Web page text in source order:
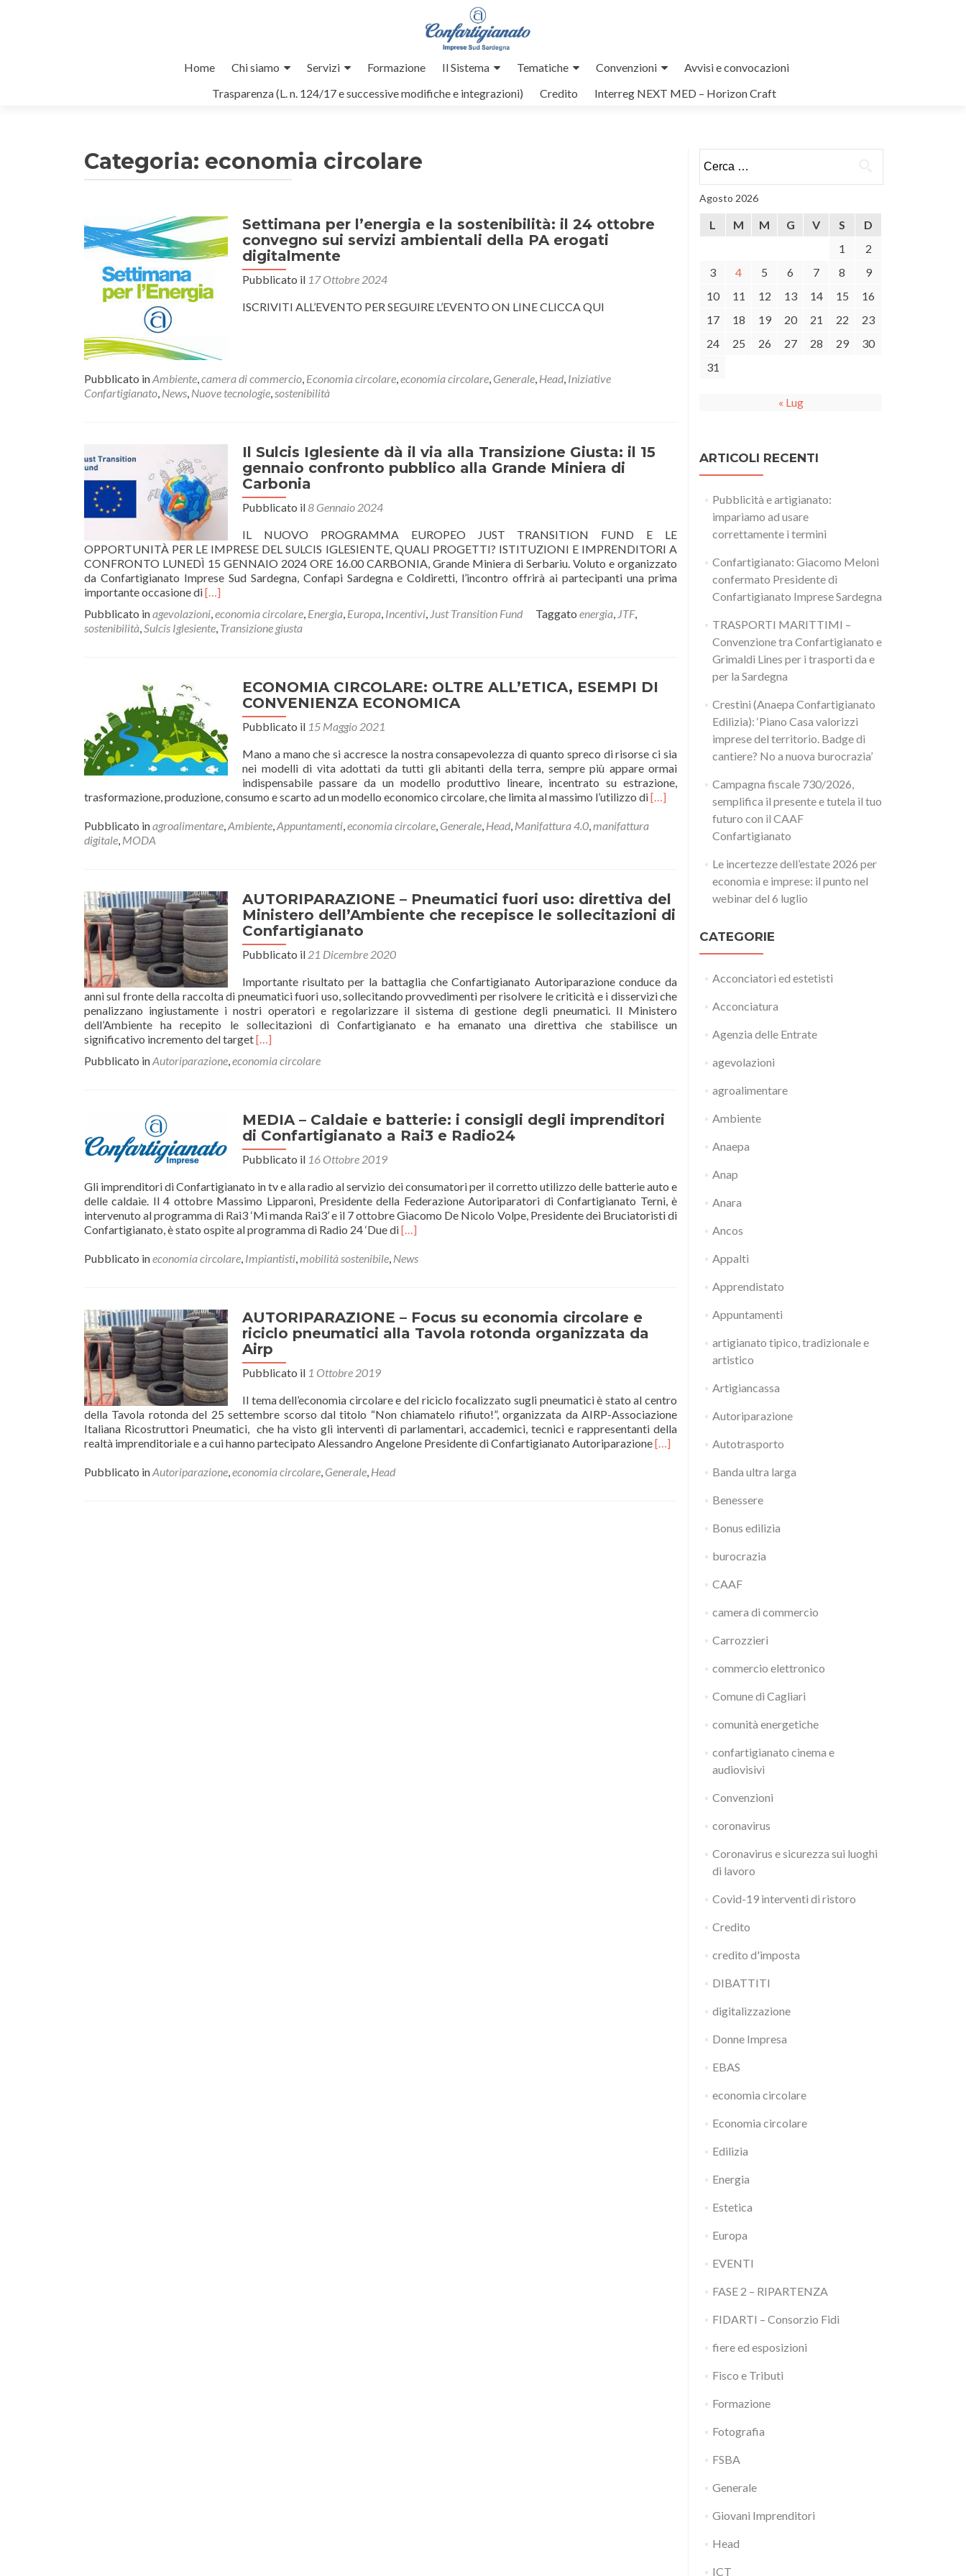
Home Chi siamo Servizi Formazione Il Sistema Tematiche Convenzioni
Avvisi e convocazioni
Trasparenza (L. n. 124/17 e successive modifiche e integrazioni)
Credito Interreg NEXT MED – Horizon Craft
Categoria: economia circolare
Settimana per l’energia e la sostenibilità: il 24 ottobre
convegno sui servizi ambientali della PA erogati
digitalmente
Pubblicato il 17 Ottobre 2024
ISCRIVITI ALL’EVENTO PER SEGUIRE L’EVENTO ON LINE CLICCA QUI
Pubblicato inAmbiente,camera di commercio, Economia circolare,economia circolare, Generale, Head, Iniziative
Confartigianato, News, Nuove tecnologie,sostenibilità
Il Sulcis Iglesiente dà il via alla Transizione Giusta: il 15
gennaio confronto pubblico alla Grande Miniera di
Carbonia
Pubblicato il8 Gennaio 2024
IL NUOVO PROGRAMMA EUROPEO JUST TRANSITION FUND E LE
OPPORTUNITÀ PER LE IMPRESE DEL SULCIS IGLESIENTE, QUALI PROGETTI? ISTITUZIONI E IMPRENDITORI A
CONFRONTO LUNEDÌ 15 GENNAIO 2024 ORE 16.00 CARBONIA, Grande Miniera di Serbariu. Voluto e organizzato
da Confartigianato Imprese Sud Sardegna, Confapi Sardegna e Coldiretti, l’incontro offrirà ai partecipanti una prima
importante occasione diLeggi
piùIl
Sulcis
alla
Transizione
Giusta:
il
15
gennaio
confronto
pubblico
alla
Grande
[…]
Pubblicato inagevolazioni,economia circolare, Energia, Europa, Incentivi, Just Transition Fund Taggato energia, JTF,
sostenibilità,Sulcis Iglesiente, Transizione giusta
ECONOMIA CIRCOLARE: OLTRE ALL’ETICA, ESEMPI DI
CONVENIENZA ECONOMICA
Pubblicato il 15 Maggio 2021
Mano a mano che si accresce la nostra consapevolezza di quanto spreco di risorse ci sia
nei modelli di vita adottati da tutti gli abitanti della terra, sempre più appare ormai
indispensabile passare da un modello produttivo lineare, incentrato su estrazione,
trasformazione, produzione, consumo e scarto ad un modello economico circolare, che limita al massimo l’utilizzo diLeggi
piùECONOMIA
CIRCOLARE:
DI
CONVENIENZA
[…]
Pubblicato inagroalimentare,Ambiente,Appuntamenti,economia circolare, Generale, Head, Manifattura 4.0,manifattura
digitale, MODA
AUTORIPARAZIONE – Pneumatici fuori uso: direttiva del
Ministero dell’Ambiente che recepisce le sollecitazioni di
Confartigianato
Pubblicato il 21 Dicembre 2020
Importante risultato per la battaglia che Confartigianato Autoriparazione conduce da
anni sul fronte della raccolta di pneumatici fuori uso, sollecitando provvedimenti per risolvere le criticità e i disservizi che
penalizzano ingiustamente i nostri operatori e regolarizzare il sistema di gestione degli pneumatici. Il Ministero
dell’Ambiente ha recepito le sollecitazioni di Confartigianato e ha emanato una direttiva che stabilisce un
significativo incremento del targetLeggi
piùAUTORIPARAZIONE
uso:
direttiva
del
Ministero
dell’Ambiente
che
recepisce
le
sollecitazioni
di
Confartigianato
[…]
Pubblicato inAutoriparazione,economia circolare
MEDIA – Caldaie e batterie: i consigli degli imprenditori
di Confartigianato a Rai3 e Radio24
Pubblicato il 16 Ottobre 2019
Gli imprenditori di Confartigianato in tv e alla radio al servizio dei consumatori per il corretto utilizzo delle batterie auto e
delle caldaie. Il 4 ottobre Massimo Lipparoni, Presidente della Federazione Autoriparatori di Confartigianato Terni, è
intervenuto al programma di Rai3 ‘Mi manda Rai3’ e il 7 ottobre Giacomo De Nicolo Volpe, Presidente dei Bruciatoristi di
Confartigianato, è stato ospite al programma di Radio 24 ‘Due diLeggi
piùMEDIA
batterie:
i
Confartigianato
a
Rai3
e
[…]
Pubblicato ineconomia circolare, Impiantisti,mobilità sostenibile, News
AUTORIPARAZIONE – Focus su economia circolare e
riciclo pneumatici alla Tavola rotonda organizzata da
Airp
Pubblicato il 1 Ottobre 2019
Il tema dell’economia circolare e del riciclo focalizzato sugli pneumatici è stato al centro
della Tavola rotonda del 25 settembre scorso dal titolo “Non chiamatelo rifiuto!”, organizzata da AIRP-Associazione
Italiana Ricostruttori Pneumatici, che ha visto gli interventi di parlamentari, accademici, tecnici e rappresentanti della
realtà imprenditoriale e a cui hanno partecipato Alessandro Angelone Presidente di Confartigianato AutoriparazioneLeggi
piùAUTORIPARAZIONE
organizzata
[…]
Pubblicato inAutoriparazione,economia circolare, Generale, Head
per:
Agosto 2026
L M M G V S
D
1
2
3
4 5 6 7 8
9
10
11 12 13 14 15
16
17
18 19 20 21 22
23
24
25 26 27 28 29
30
31
« Lug
ARTICOLI RECENTI
Pubblicità e artigianato:
impariamo ad usare
correttamente i termini
Confartigianato: Giacomo Meloni
confermato Presidente di
Confartigianato Imprese Sardegna
TRASPORTI MARITTIMI –
Convenzione tra Confartigianato e
Grimaldi Lines per i trasporti da e
per la Sardegna
Crestini (Anaepa Confartigianato
Edilizia): ‘Piano Casa valorizzi
imprese del territorio. Badge di
cantiere? No a nuova burocrazia’
Campagna fiscale 730/2026,
semplifica il presente e tutela il tuo
futuro con il CAAF
Confartigianato
Le incertezze dell’estate 2026 per
economia e imprese: il punto nel
webinar del 6 luglio
CATEGORIE
Acconciatori ed estetisti
Acconciatura
Agenzia delle Entrate
agevolazioni
agroalimentare
Ambiente
Anaepa
Anap
Anara
Ancos
Appalti
Apprendistato
Appuntamenti
artigianato tipico, tradizionale e
artistico
Artigiancassa
Autoriparazione
Autotrasporto
Banda ultra larga
Benessere
Bonus edilizia
burocrazia
CAAF
camera di commercio
Carrozzieri
commercio elettronico
Comune di Cagliari
comunità energetiche
confartigianato cinema e
audiovisivi
Convenzioni
coronavirus
Coronavirus e sicurezza sui luoghi
di lavoro
Covid-19 interventi di ristoro
Credito
credito d'imposta
DIBATTITI
digitalizzazione
Donne Impresa
EBAS
economia circolare
Economia circolare
Edilizia
Energia
Estetica
Europa
EVENTI
FASE 2 – RIPARTENZA
FIDARTI – Consorzio Fidi
fiere ed esposizioni
Fisco e Tributi
Formazione
Fotografia
FSBA
Generale
Giovani Imprenditori
Head
ICT